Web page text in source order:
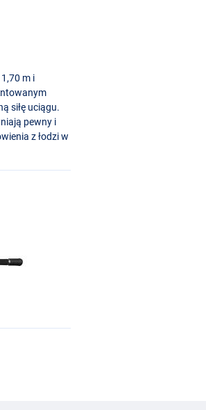
m i
siłę uciągu.
pewny i
z łodzi w